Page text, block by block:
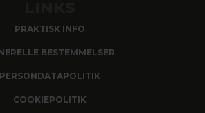
PRAKTISK INFO
BESTEMMELSER
PERSONDATAPOLITIK
COOKIEPOLITIK